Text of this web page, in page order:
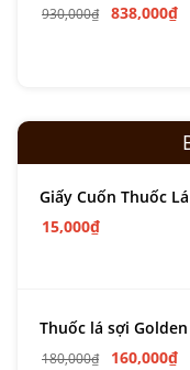
930,000₫ 838,000₫
Giấy Cuốn Thuốc
15,000₫
Thuốc lá sợi
180,000₫ 160,000₫